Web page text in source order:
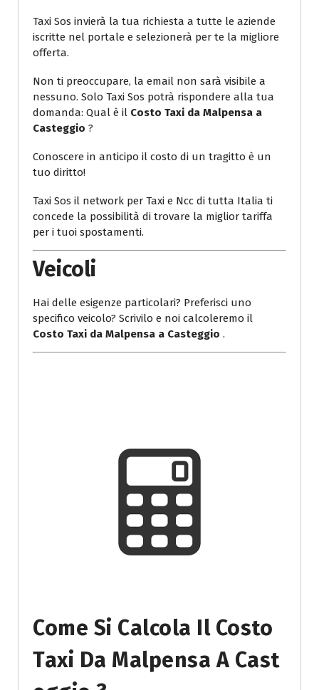
Taxi Sos invierà la tua richiesta a tutte le aziende
iscritte nel portale e selezionerà per te la migliore
offerta.
Non ti preoccupare, la email non sarà visibile a
nessuno. Solo Taxi Sos potrà rispondere alla tua
domanda: Qual è il Costo Taxi da Malpensa a
Casteggio ?
Conoscere in anticipo il costo di un tragitto è un
tuo diritto!
Taxi Sos il network per Taxi e Ncc di tutta Italia ti
concede la possibilità di trovare la miglior tariffa
per i tuoi spostamenti.
Veicoli
Hai delle esigenze particolari? Preferisci uno
specifico veicolo? Scrivilo e noi calcoleremo il
Costo Taxi da Malpensa a Casteggio .
Come Si Calcola Il Costo
Taxi Da Malpensa A Cast